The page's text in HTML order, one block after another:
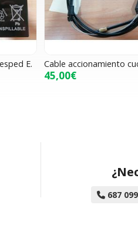
E. Cable accionamiento
45,00€
687